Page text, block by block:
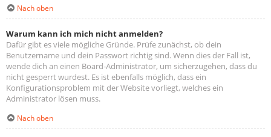
Nach oben
Warum kann ich mich nicht anmelden?
Dafür gibt es viele mögliche Gründe. Prüfe zunächst, ob dein
Benutzername und dein Passwort richtig sind. Wenn dies der Fall ist,
wende dich an einen Board-Administrator, um sicherzugehen, dass du
nicht gesperrt wurdest. Es ist ebenfalls möglich, dass ein
Konfigurationsproblem mit der Website vorliegt, welches ein
Administrator lösen muss.
Nach oben